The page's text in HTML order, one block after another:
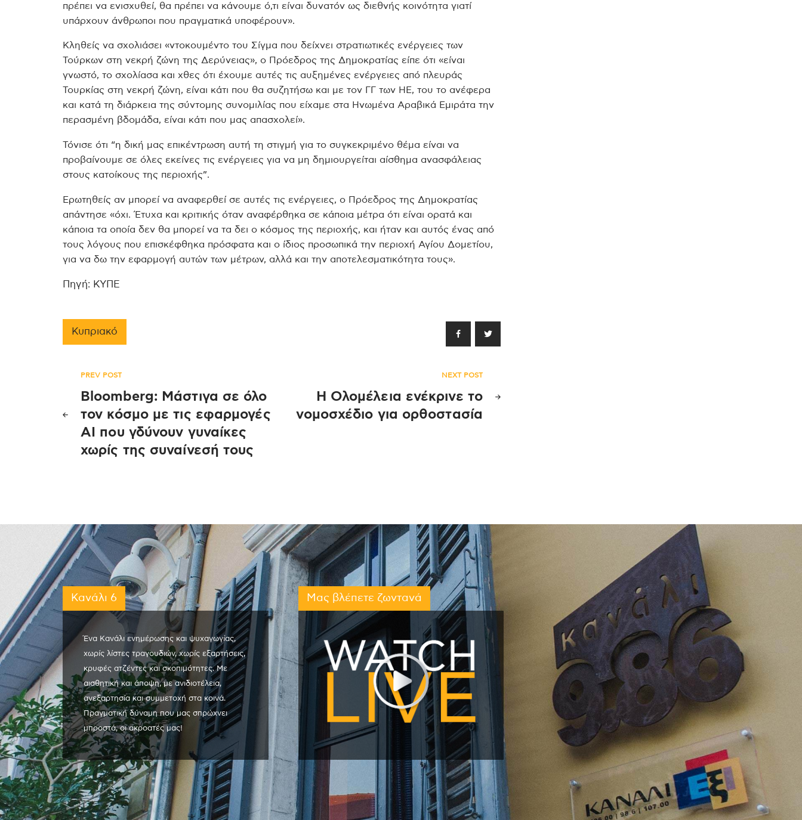
πρέπει να ενισχυθεί, θα πρέπει να κάνουμε ό,τι είναι δυνατόν ως διεθνής κοινότητα γιατί
υπάρχουν άνθρωποι που πραγματικά υποφέρουν».
Κληθείς να σχολιάσει «ντοκουμέντο του Σίγμα που δείχνει στρατιωτικές ενέργειες των
Τούρκων στη νεκρή ζώνη της Δερύνειας», ο Πρόεδρος της Δημοκρατίας είπε ότι «είναι
γνωστό, το σχολίασα και χθες ότι έχουμε αυτές τις αυξημένες ενέργειες από πλευράς
Τουρκίας στη νεκρή ζώνη, είναι κάτι που θα συζητήσω και με τον ΓΓ των ΗΕ, του το ανέφερα
και κατά τη διάρκεια της σύντομης συνομιλίας που είχαμε στα Ηνωμένα Αραβικά Εμιράτα την
περασμένη βδομάδα, είναι κάτι που μας απασχολεί».
Τόνισε ότι “η δική μας επικέντρωση αυτή τη στιγμή για το συγκεκριμένο θέμα είναι να
προβαίνουμε σε όλες εκείνες τις ενέργειες για να μη δημιουργείται αίσθημα ανασφάλειας
στους κατοίκους της περιοχής”.
Ερωτηθείς αν μπορεί να αναφερθεί σε αυτές τις ενέργειες, ο Πρόεδρος της Δημοκρατίας
απάντησε «όχι. Έτυχα και κριτικής όταν αναφέρθηκα σε κάποια μέτρα ότι είναι ορατά και
κάποια τα οποία δεν θα μπορεί να τα δει ο κόσμος της περιοχής, και ήταν και αυτός ένας από
τους λόγους που επισκέφθηκα πρόσφατα και ο ίδιος προσωπικά την περιοχή Αγίου Δομετίου,
για να δω την εφαρμογή αυτών των μέτρων, αλλά και την αποτελεσματικότητα τους».
Πηγή: ΚΥΠΕ
Κυπριακό
Πλοήγηση
άρθρων
PREV POST
Bloomberg: Μάστιγα σε όλο
τον κόσμο με τις εφαρμογές
AI που γδύνουν γυναίκες
χωρίς της συναίνεσή τους
NEXT POST
Η Ολομέλεια ενέκρινε το
νομοσχέδιο για ορθοστασία
Κανάλι 6
Ένα Κανάλι ενημέρωσης και ψυχαγωγίας,
χωρίς λίστες τραγουδιών, χωρίς εξαρτήσεις,
κρυφές ατζέντες και σκοπιμότητες. Με
αισθητική και άποψη, με ανιδιοτέλεια,
ανεξαρτησία και συμμετοχή στα κοινά.
Πραγματική δύναμη που μας σπρώχνει
μπροστά, οι ακροατές μας!
Μας βλέπετε ζωντανά